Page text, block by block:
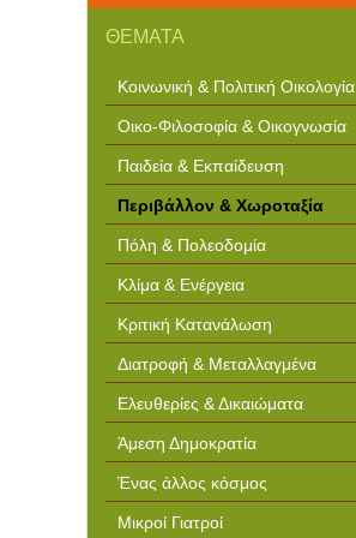
ΘΕΜΑΤΑ
Κοινωνική & Πολιτική Οικολογία
Οικο-Φιλοσοφία & Οικογνωσία
Παιδεία & Εκπαίδευση
Περιβάλλον & Χωροταξία
Πόλη & Πολεοδομία
Κλίμα & Ενέργεια
Κριτική Κατανάλωση
Διατροφή & Μεταλλαγμένα
Ελευθερίες & Δικαιώματα
Άμεση Δημοκρατία
Ένας άλλος κόσμος
Μικροί Γιατροί